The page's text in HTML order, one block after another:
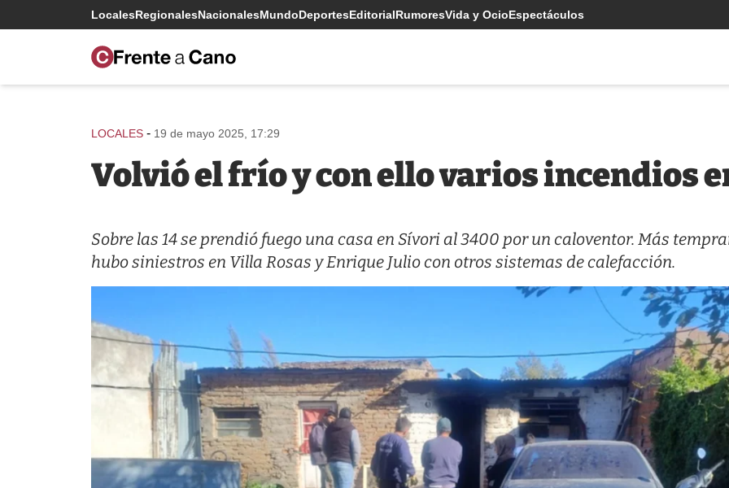
LocalesRegionalesNacionalesMundoDeportesEditorialRumoresVida y OcioEspectáculos
LOCALES - 19 de mayo 2025, 17:29
Volvió el frío y con ello varios incendios
Sobre las 14 se prendió fuego una casa en Sívori al 3400 por un caloventor. Más
hubo siniestros en Villa Rosas y Enrique Julio con otros sistemas de calefacción.